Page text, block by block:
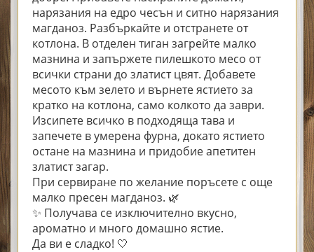
нарязания на едро чесън и ситно нарязания
магданоз. Разбъркайте и отстранете от
котлона. В отделен тиган загрейте малко
мазнина и запържете пилешкото месо от
всички страни до златист цвят. Добавете
месото към зелето и върнете ястието за
кратко на котлона, само колкото да заври.
Изсипете всичко в подходяща тава и
запечете в умерена фурна, докато ястието
остане на мазнина и придобие апетитен
златист загар.
При сервиране по желание поръсете с още
малко пресен магданоз. 🌿
✨ Получава се изключително вкусно,
ароматно и много домашно ястие.
Да ви е сладко! 🤍